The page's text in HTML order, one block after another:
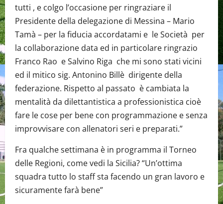
tutti , e colgo l’occasione per ringraziare il
Presidente della delegazione di Messina – Mario
Tamà – per la fiducia accordatami e le Società per
la collaborazione data ed in particolare ringrazio
Franco Rao e Salvino Riga che mi sono stati vicini
ed il mitico sig. Antonino Billè dirigente della
federazione. Rispetto al passato è cambiata la
mentalità da dilettantistica a professionistica cioè
fare le cose per bene con programmazione e senza
improvvisare con allenatori seri e preparati.”
Fra qualche settimana è in programma il Torneo
delle Regioni, come vedi la Sicilia? “Un’ottima
squadra tutto lo staff sta facendo un gran lavoro e
sicuramente farà bene”